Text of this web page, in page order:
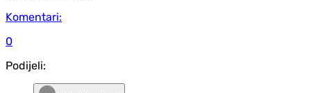
Komentari:
0
Podijeli: